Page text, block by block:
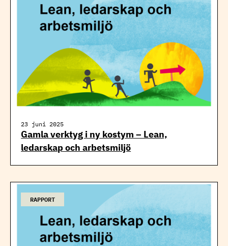
23 juni 2025
Gamla verktyg i ny kostym – Lean,
ledarskap och arbetsmiljö
RAPPORT